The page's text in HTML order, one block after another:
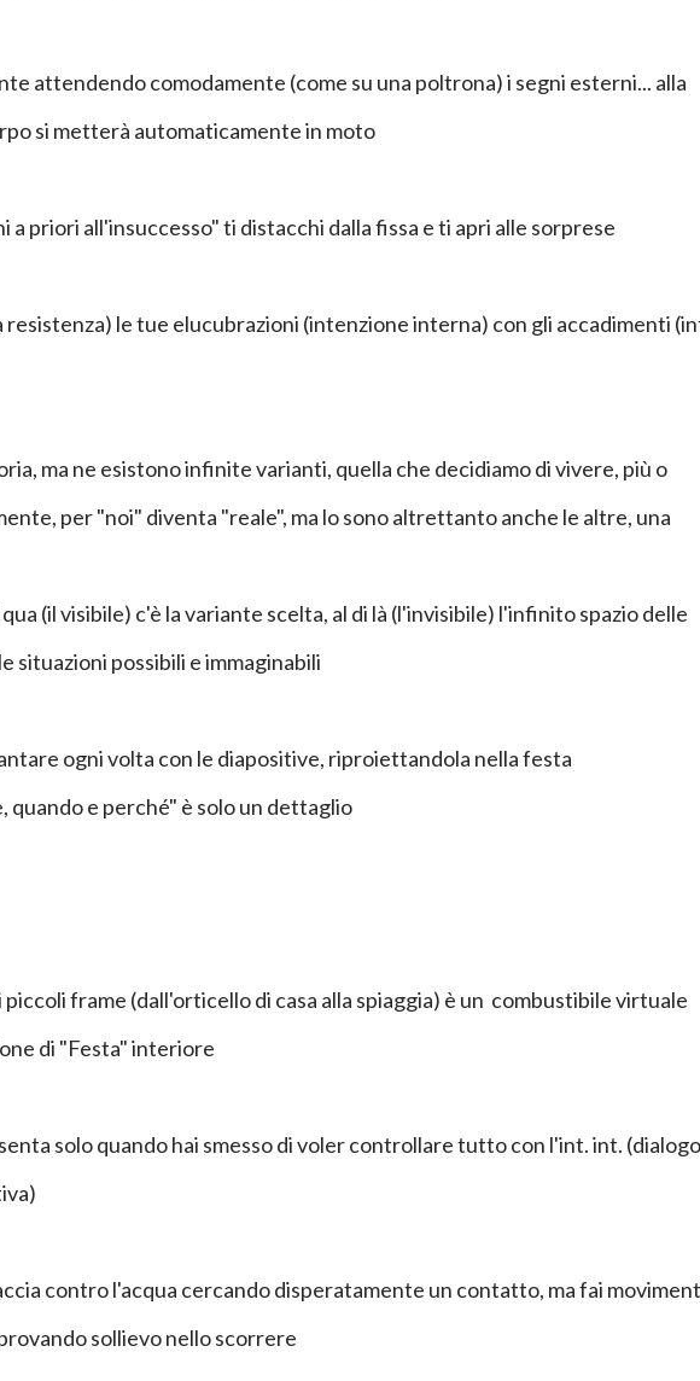
attendendo comodamente (come su una poltrona) i segni esterni... alla
si metterà automaticamente in moto
a priori all'insuccesso" ti distacchi dalla fissa e ti apri alle sorprese
resistenza) le tue elucubrazioni (intenzione interna) con gli accadimenti
ma ne esistono infinite varianti, quella che decidiamo di vivere, più o
per "noi" diventa "reale", ma lo sono altrettanto anche le altre, una
qua (il visibile) c'è la variante scelta, al di là (l'invisibile) l'infinito spazio delle
situazioni possibili e immaginabili
ogni volta con le diapositive, riproiettandola nella festa
quando e perché" è solo un dettaglio
frame (dall'orticello di casa alla spiaggia) è un combustibile virtuale
di "Festa" interiore
solo quando hai smesso di voler controllare tutto con l'int. int.
contro l'acqua cercando disperatamente un contatto, ma fai
sollievo nello scorrere